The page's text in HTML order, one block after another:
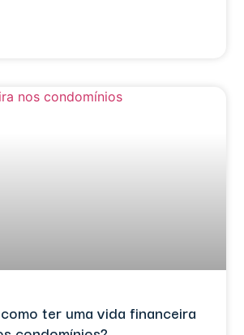
ter uma vida financeira